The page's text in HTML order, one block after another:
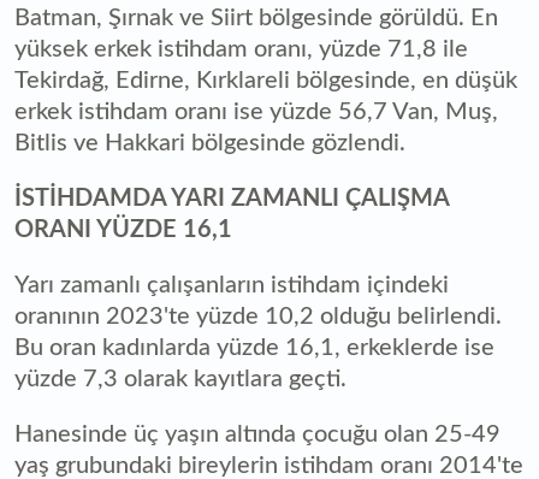
Batman, Şırnak ve Siirt bölgesinde görüldü. En
yüksek erkek istihdam oranı, yüzde 71,8 ile
Tekirdağ, Edirne, Kırklareli bölgesinde, en düşük
erkek istihdam oranı ise yüzde 56,7 Van, Muş,
Bitlis ve Hakkari bölgesinde gözlendi.
İSTİHDAMDA YARI ZAMANLI ÇALIŞMA
ORANI YÜZDE 16,1
Yarı zamanlı çalışanların istihdam içindeki
oranının 2023'te yüzde 10,2 olduğu belirlendi.
Bu oran kadınlarda yüzde 16,1, erkeklerde ise
yüzde 7,3 olarak kayıtlara geçti.
Hanesinde üç yaşın altında çocuğu olan 25-49
yaş grubundaki bireylerin istihdam oranı 2014'te